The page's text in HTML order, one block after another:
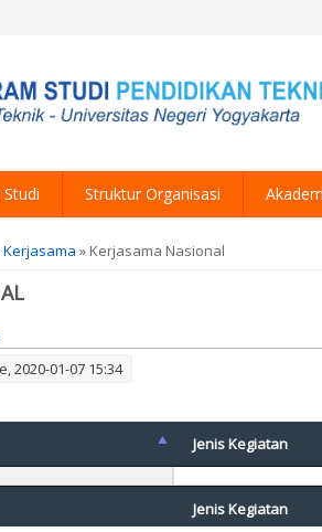
Struktur Organisasi
Kerjasama » Kerjasama Nasional
2020-01-07 15:34
Jenis Kegiatan
Jenis Kegiatan